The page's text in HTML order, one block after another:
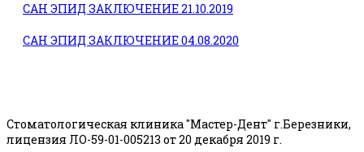
САН ЭПИД ЗАКЛЮЧЕНИЕ 21.10.2019
САН ЭПИД ЗАКЛЮЧЕНИЕ 04.08.2020
Стоматологическая клиника "Мастер-Дент" г.Березники,
лицензия ЛО-59-01-005213 от 20 декабря 2019 г.